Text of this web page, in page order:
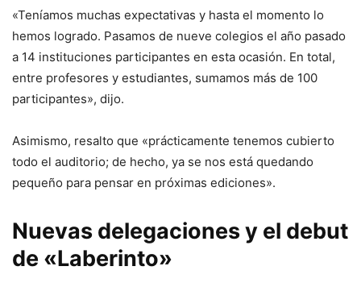
«Teníamos muchas expectativas y hasta el momento lo
hemos logrado. Pasamos de nueve colegios el año pasado
a 14 instituciones participantes en esta ocasión. En total,
entre profesores y estudiantes, sumamos más de 100
participantes», dijo.
Asimismo, resalto que «prácticamente tenemos cubierto
todo el auditorio; de hecho, ya se nos está quedando
pequeño para pensar en próximas ediciones».
Nuevas delegaciones y el debut
de «Laberinto»